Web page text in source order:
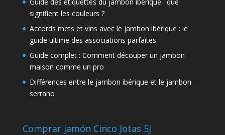
signifient les couleurs ?
Accords mets et vins avec le jambon ibérique : le
guide ultime des associations parfaites
Guide complet : Comment découper un jambon
maison comme un pro
Différences entre le jambon ibérique et le jambon
serrano
Comprar jamón Cinco Jotas 5J